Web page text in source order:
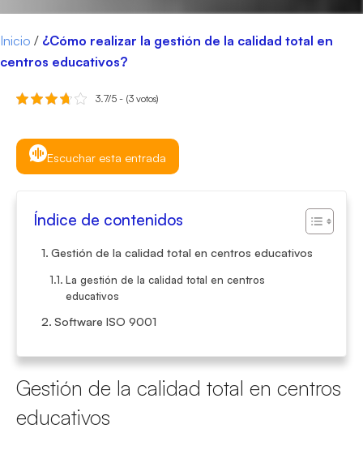
Inicio / ¿Cómo realizar la gestión de la calidad total en
centros educativos?
3.7/5 - (3 votos)
Escuchar esta entrada
Índice de contenidos
Gestión de la calidad total en centros educativos
La gestión de la calidad total en centros
educativos
Software ISO 9001
Gestión de la calidad total en centros
educativos